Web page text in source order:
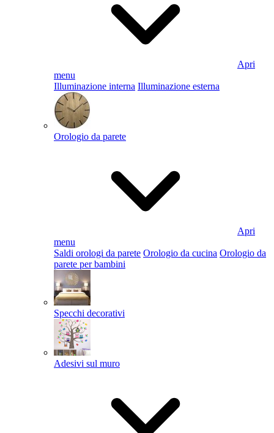
Apri
menu
Illuminazione interna Illuminazione esterna
Orologio da parete
Apri
menu
Saldi orologi da parete Orologio da cucina Orologio da
parete per bambini
Specchi decorativi
Adesivi sul muro